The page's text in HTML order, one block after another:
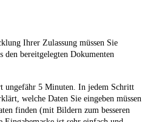
Ihrer Zulassung müssen Sie
den bereitgelegten Dokumenten
ungefähr 5 Minuten. In jedem Schritt
welche Daten Sie eingeben müssen
finden (mit Bildern zum besseren